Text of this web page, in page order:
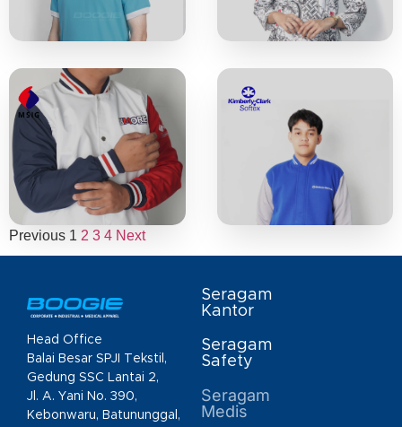
Previous 1 2 3 4 Next
Head Office
Balai Besar SPJI Tekstil,
Gedung SSC Lantai 2,
Jl. A. Yani No. 390,
Kebonwaru, Batununggal,
Seragam
Kantor
Seragam
Safety
Seragam
Medis